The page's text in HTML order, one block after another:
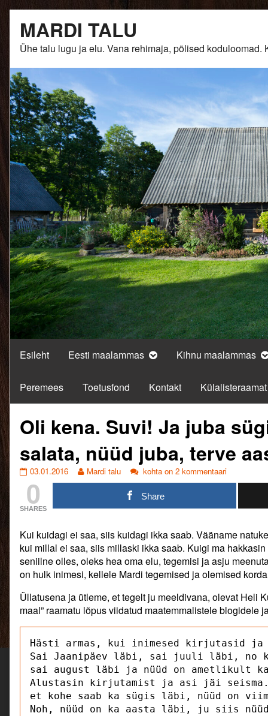
content
MARDI TALU
Ühe talu lugu ja elu. Vana rehimaja, põlised
Esileht Eesti maalammas Kihnu maalammas
Peremees Toetusfond Kontakt Külalisteraamat
Oli kena. Suvi! Ja juba
salata, nüüd juba, terve
Oli
Suvi!
Ja
juba
ka.
Ja
mis
seal
salata,
juba,
terve
on
03.01.2016
Read
more
of
Oli
kena.
Suvi!
Ja
sügis
ka.
seal
salata,
nüüd
juba,
terve
aasta.,
Mardi talu
Oli
kena.
Suvi!
Ja
ka.
Ja
mis
seal
salata,
juba,
terve
kohta on 2 kommentaari
0
SHARES
Share
Kui kuidagi ei saa, siis kuidagi ikka saab. Vääname
kui millal ei saa, siis millaski ikka saab. Kuigi ma
seniilne olles, oleks hea oma elu, tegemisi ja asju
on hulk inimesi, kellele Mardi tegemised ja olemised
Üllatusena ja ütleme, et tegelt ju meeldivana, olevat Heli
maal” raamatu lõpus viidatud maatemmalistele blogidele
Hästi armas, kui inimesed kirjutasid
Sai Jaanipäev läbi, sai juuli läbi, no
sai august läbi ja nüüd on ametlikult
Alustasin kirjutamist ja asi jäi
et kohe saab ka sügis läbi, nüüd on
Noh, nüüd on ka aasta läbi, ju siis nüüd